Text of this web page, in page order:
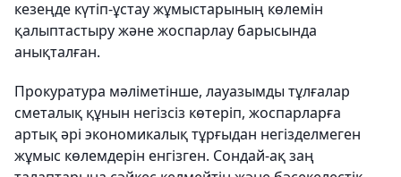
кезеңде күтіп-ұстау жұмыстарының көлемін
қалыптастыру және жоспарлау барысында
анықталған.
Прокуратура мәліметінше, лауазымды тұлғалар
сметалық құнын негізсіз көтеріп, жоспарларға
артық әрі экономикалық тұрғыдан негізделмеген
жұмыс көлемдерін енгізген. Сондай-ақ заң